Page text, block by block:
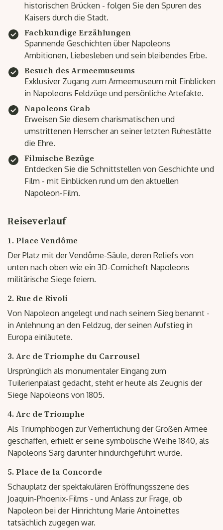
historischen Brücken - folgen Sie den Spuren des
Kaisers durch die Stadt.
Fachkundige Erzählungen
Spannende Geschichten über Napoleons
Ambitionen, Liebesleben und sein bleibendes Erbe.
Besuch des Armeemuseums
Exklusiver Zugang zum Armeemuseum mit Einblicken
in Napoleons Feldzüge und persönliche Artefakte.
Napoleons Grab
Erweisen Sie diesem charismatischen und
umstrittenen Herrscher an seiner letzten Ruhestätte
die Ehre.
Filmische Bezüge
Entdecken Sie die Schnittstellen von Geschichte und
Film - mit Einblicken rund um den aktuellen
Napoleon-Film.
Reiseverlauf
1. Place Vendôme
Der Platz mit der Vendôme-Säule, deren Reliefs von
unten nach oben wie ein 3D-Comicheft Napoleons
militärische Siege feiern.
2. Rue de Rivoli
Von Napoleon angelegt und nach seinem Sieg benannt -
in Anlehnung an den Feldzug, der seinen Aufstieg in
Europa einläutete.
3. Arc de Triomphe du Carrousel
Ursprünglich als monumentaler Eingang zum
Tuilerienpalast gedacht, steht er heute als Zeugnis der
Siege Napoleons von 1805.
4. Arc de Triomphe
Als Triumphbogen zur Verherrlichung der Großen Armee
geschaffen, erhielt er seine symbolische Weihe 1840, als
Napoleons Sarg darunter hindurchgeführt wurde.
5. Place de la Concorde
Schauplatz der spektakulären Eröffnungsszene des
Joaquin-Phoenix-Films - und Anlass zur Frage, ob
Napoleon bei der Hinrichtung Marie Antoinettes
tatsächlich zugegen war.